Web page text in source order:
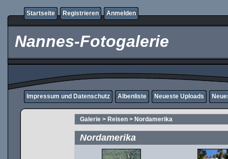
Startseite Registrieren Anmelden
Nannes-Fotogalerie
Impressum und Datenschutz Albenliste Neueste Uploads
Galerie> Reisen> Nordamerika
Nordamerika